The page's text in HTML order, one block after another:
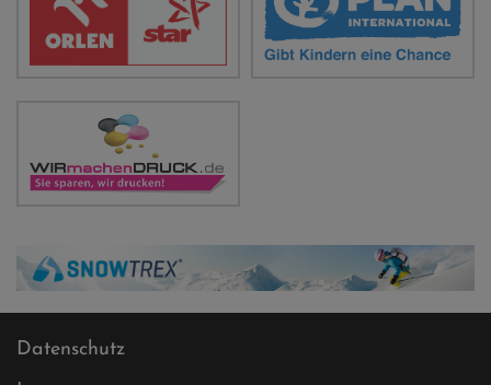
Datenschutz